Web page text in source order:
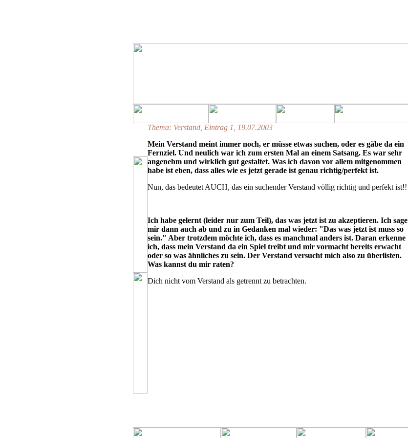
Thema: Verstand, Eintrag 1, 19.07.2003
Mein Verstand meint immer noch, er müsse etwas suchen, oder es gäbe da ein
Fernziel. Und neulich war ich zum ersten Mal an einem Satsang. Es war sehr
angenehm und wirklich gut gestaltet. Was ich davon vor allem mitgenommen
habe ist eben, dass alles wie es jetzt gerade ist genau richtig/perfekt ist.
Nun, das bedeutet AUCH, das ein suchender Verstand völlig richtig und perfekt ist!!
Ich habe gelernt (leider nur zum Teil), das was jetzt ist zu akzeptieren. Ich sage
mir dann auch ab und zu in Gedanken mal wieder: "Das was jetzt ist muss so
sein." Aber trotzdem möchte ich, dass es manchmal anders ist. Daran erkenne
ich, dass mein Verstand da ein Spiel treibt und mir vormacht bereits erwacht
oder so was ähnliches zu sein. Der Verstand versucht mich also zu überlisten.
Was kannst du mir raten?
Dich nicht vom Verstand als getrennt zu betrachten.